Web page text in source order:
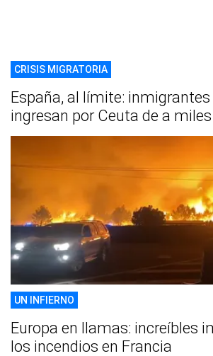
CRISIS MIGRATORIA
España, al límite: inmigrantes
ingresan por Ceuta de a miles
UN INFIERNO
Europa en llamas: increíbles
los incendios en Francia